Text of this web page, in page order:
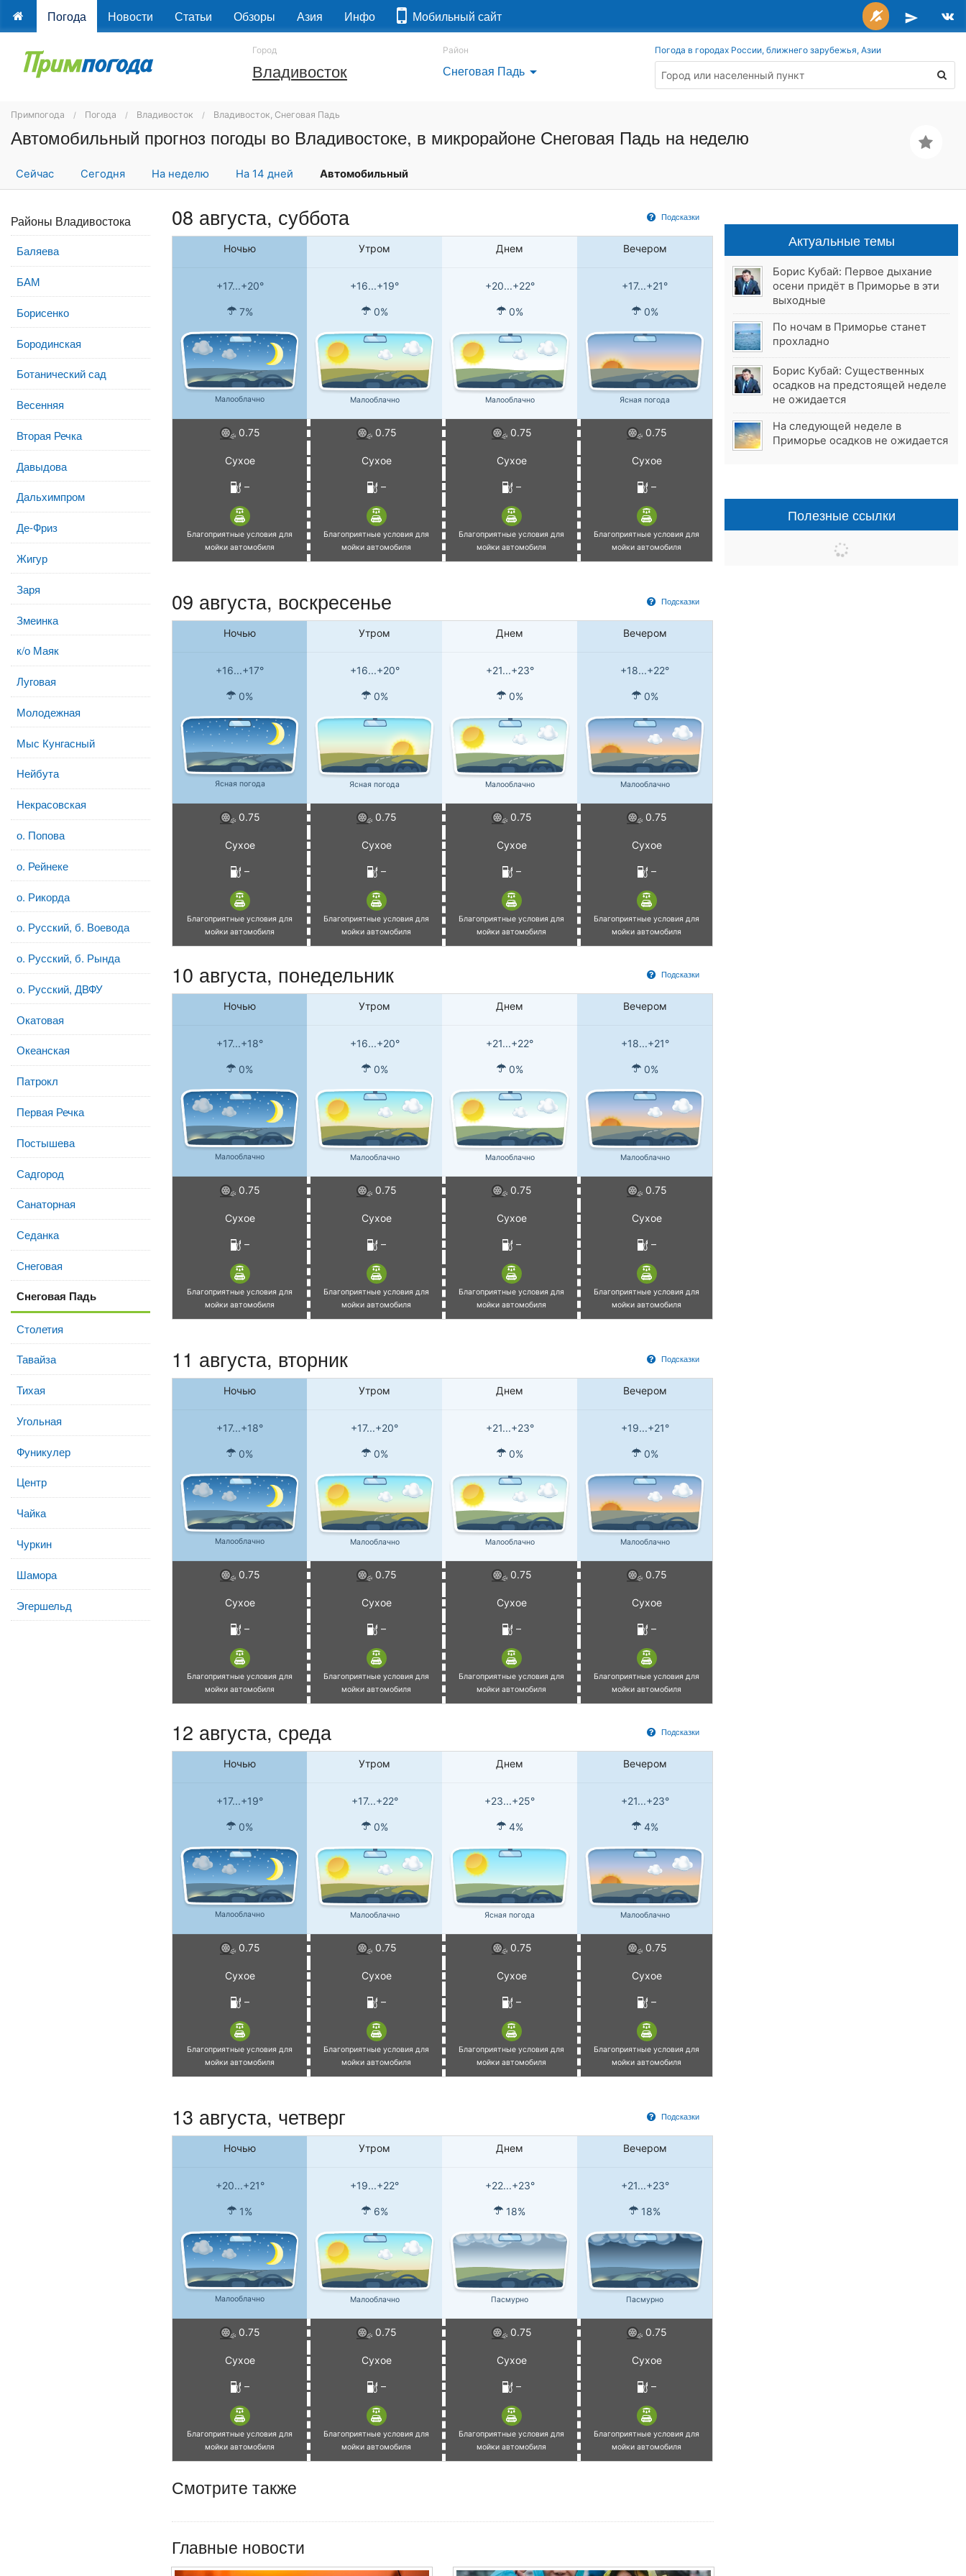
Погода Новости Статьи Обзоры Азия Инфо Мобильный сайт
Город
Владивосток
Район
Снеговая Падь arrow_drop_down
Погода в городах России, ближнего зарубежья, Азии
Примпогода Погода Владивосток Владивосток, Снеговая Падь
Автомобильный прогноз погоды во Владивостоке, в микрорайоне Снеговая Падь на неделю
Сейчас Сегодня На неделю На 14 дней Автомобильный
Районы Владивостока
Баляева
БАМ
Борисенко
Бородинская
Ботанический сад
Весенняя
Вторая Речка
Давыдова
Дальхимпром
Де-Фриз
Жигур
Заря
Змеинка
к/о Маяк
Луговая
Молодежная
Мыс Кунгасный
Нейбута
Некрасовская
о. Попова
о. Рейнеке
о. Рикорда
о. Русский, б. Воевода
о. Русский, б. Рында
о. Русский, ДВФУ
Окатовая
Океанская
Патрокл
Первая Речка
Постышева
Садгород
Санаторная
Седанка
Снеговая
Снеговая Падь
Столетия
Тавайза
Тихая
Угольная
Фуникулер
Центр
Чайка
Чуркин
Шамора
Эгершельд
Подсказки
08 августа, суббота
Ночью Утром Днем Вечером
+17...+20° +16...+19° +20...+22° +17...+21°
7% 0% 0% 0%
Малооблачно Малооблачно Малооблачно Ясная погода
0.75 0.75 0.75 0.75
Сухое Сухое Сухое Сухое
– – – –
Благоприятные условия для
мойки автомобиля
Благоприятные условия для
мойки автомобиля
Благоприятные условия для
мойки автомобиля
Благоприятные условия для
мойки автомобиля
Подсказки
09 августа, воскресенье
Ночью Утром Днем Вечером
+16...+17° +16...+20° +21...+23° +18...+22°
0% 0% 0% 0%
Ясная погода Ясная погода Малооблачно Малооблачно
0.75 0.75 0.75 0.75
Сухое Сухое Сухое Сухое
– – – –
Благоприятные условия для
мойки автомобиля
Благоприятные условия для
мойки автомобиля
Благоприятные условия для
мойки автомобиля
Благоприятные условия для
мойки автомобиля
Подсказки
10 августа, понедельник
Ночью Утром Днем Вечером
+17...+18° +16...+20° +21...+22° +18...+21°
0% 0% 0% 0%
Малооблачно Малооблачно Малооблачно Малооблачно
0.75 0.75 0.75 0.75
Сухое Сухое Сухое Сухое
– – – –
Благоприятные условия для
мойки автомобиля
Благоприятные условия для
мойки автомобиля
Благоприятные условия для
мойки автомобиля
Благоприятные условия для
мойки автомобиля
Подсказки
11 августа, вторник
Ночью Утром Днем Вечером
+17...+18° +17...+20° +21...+23° +19...+21°
0% 0% 0% 0%
Малооблачно Малооблачно Малооблачно Малооблачно
0.75 0.75 0.75 0.75
Сухое Сухое Сухое Сухое
– – – –
Благоприятные условия для
мойки автомобиля
Благоприятные условия для
мойки автомобиля
Благоприятные условия для
мойки автомобиля
Благоприятные условия для
мойки автомобиля
Подсказки
12 августа, среда
Ночью Утром Днем Вечером
+17...+19° +17...+22° +23...+25° +21...+23°
0% 0% 4% 4%
Малооблачно Малооблачно Ясная погода Малооблачно
0.75 0.75 0.75 0.75
Сухое Сухое Сухое Сухое
– – – –
Благоприятные условия для
мойки автомобиля
Благоприятные условия для
мойки автомобиля
Благоприятные условия для
мойки автомобиля
Благоприятные условия для
мойки автомобиля
Подсказки
13 августа, четверг
Ночью Утром Днем Вечером
+20...+21° +19...+22° +22...+23° +21...+23°
1% 6% 18% 18%
Малооблачно Малооблачно Пасмурно Пасмурно
0.75 0.75 0.75 0.75
Сухое Сухое Сухое Сухое
– – – –
Благоприятные условия для
мойки автомобиля
Благоприятные условия для
мойки автомобиля
Благоприятные условия для
мойки автомобиля
Благоприятные условия для
мойки автомобиля
Смотрите также
Главные новости
Актуальные темы
Борис Кубай: Первое дыхание
осени придёт в Приморье в эти
выходные
По ночам в Приморье станет
прохладно
Борис Кубай: Существенных
осадков на предстоящей неделе
не ожидается
На следующей неделе в
Приморье осадков не ожидается
Полезные ссылки